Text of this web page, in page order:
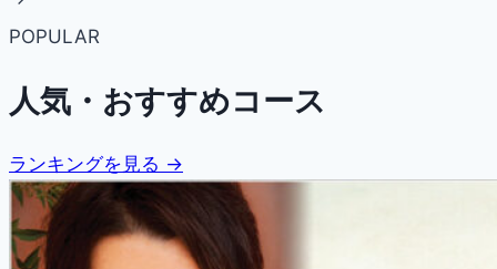
POPULAR
人気・おすすめコース
ランキングを見る →